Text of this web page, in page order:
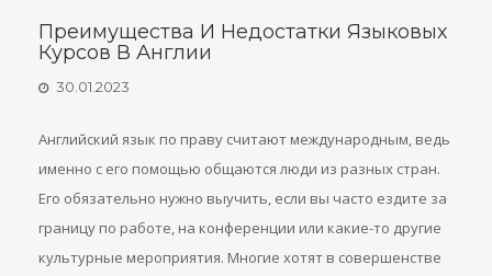
Преимущества И Недостатки Языковых
Курсов В Англии
30.01.2023
Английский язык по праву считают международным, ведь
именно с его помощью общаются люди из разных стран.
Его обязательно нужно выучить, если вы часто ездите за
границу по работе, на конференции или какие-то другие
культурные мероприятия. Многие хотят в совершенстве